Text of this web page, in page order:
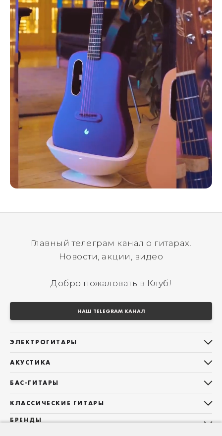
Главный телеграм канал о гитарах.
Новости, акции, видео
Добро пожаловать в Клуб!
НАШ TELEGRAM КАНАЛ
ЭЛЕКТРОГИТАРЫ
Telecaster
Les Paul
Superstrat
АКУСТИКА
Фолки (ОМ, 000, 00)
Гранд Аудиториум
БАС-ГИТАРЫ
Precision Bass
КЛАССИЧЕСКИЕ ГИТАРЫ
Все классические гитары
БРЕНДЫ